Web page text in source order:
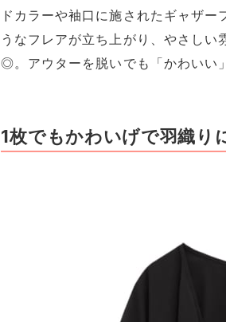
ドカラーや袖口に施されたギャザ
うなフレアが立ち上がり、やさし
◎。アウターを脱いでも「かわいい
1枚でもかわいげで羽織り